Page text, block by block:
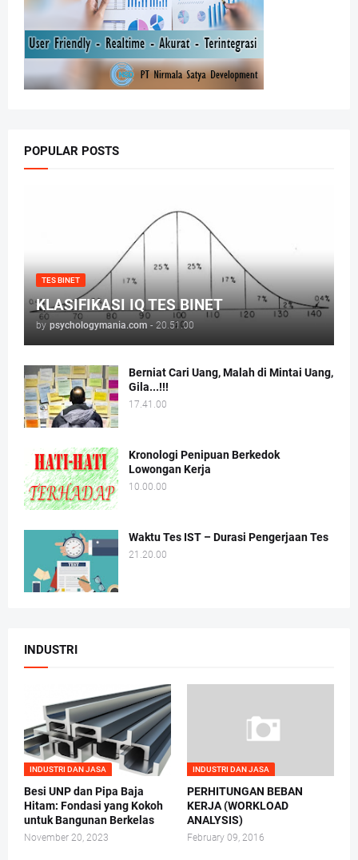
POPULAR POSTS
TES BINET
KLASIFIKASI IQ TES BINET
by psychologymania.com - 20.51.00
Berniat Cari Uang, Malah di Mintai Uang,
Gila...!!!
17.41.00
Kronologi Penipuan Berkedok
Lowongan Kerja
10.00.00
Waktu Tes IST – Durasi Pengerjaan Tes
21.20.00
INDUSTRI
INDUSTRI DAN JASA
Besi UNP dan Pipa Baja
Hitam: Fondasi yang Kokoh
untuk Bangunan Berkelas
November 20, 2023
INDUSTRI DAN JASA
PERHITUNGAN BEBAN
KERJA (WORKLOAD
ANALYSIS)
February 09, 2016